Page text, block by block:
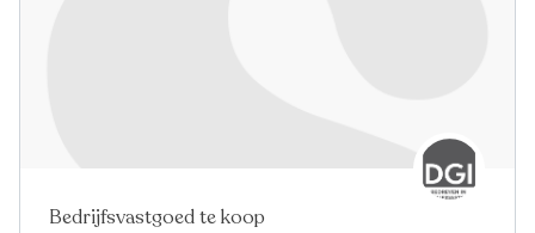
Bedrijfsvastgoed te koop